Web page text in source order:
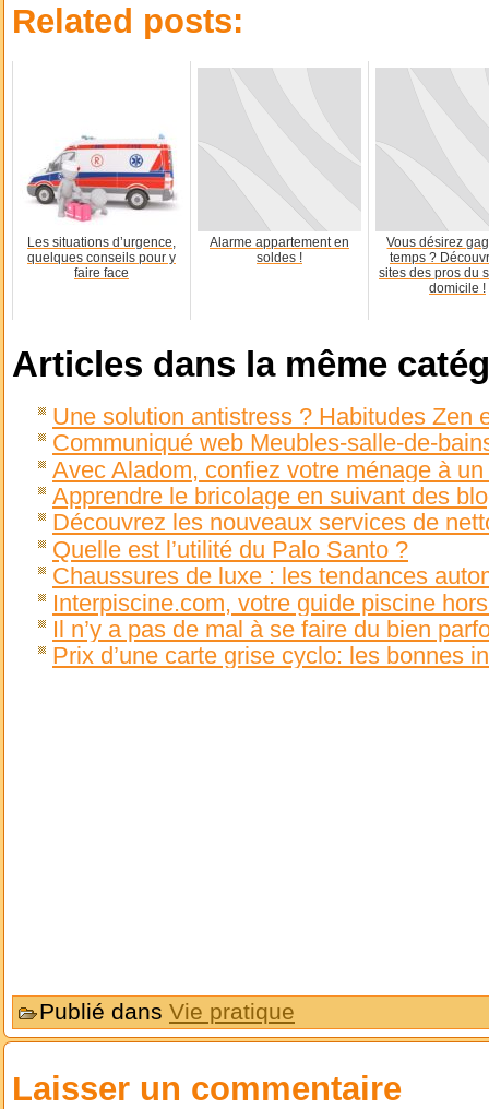
Related posts:
Les situations d’urgence,
quelques conseils pour y
faire face
Alarme appartement en
soldes !
Vous désirez
temps ?
sites des pros du
domicile !
Articles dans la même
Une solution antistress ? Habitudes Zen
Communiqué web Meubles-salle-de-
Avec Aladom, confiez votre ménage à
Apprendre le bricolage en suivant des
Découvrez les nouveaux services de
Quelle est l’utilité du Palo Santo ?
Chaussures de luxe : les tendances
Interpiscine.com, votre guide piscine
Il n’y a pas de mal à se faire du bien
Prix d’une carte grise cyclo: les bonnes
Publié dans Vie pratique
Laisser un commentaire